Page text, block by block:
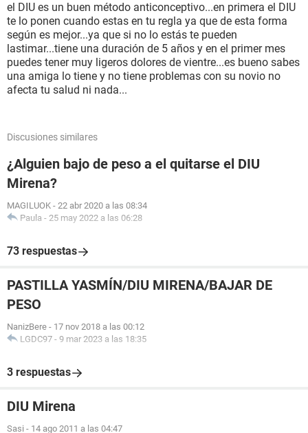
el DIU es un buen método anticonceptivo...en primera el DIU
te lo ponen cuando estas en tu regla ya que de esta forma
según es mejor...ya que si no lo estás te pueden
lastimar...tiene una duración de 5 años y en el primer mes
puedes tener muy ligeros dolores de vientre...es bueno sabes
una amiga lo tiene y no tiene problemas con su novio no
afecta tu salud ni nada...
Discusiones similares
¿Alguien bajo de peso a el quitarse el DIU
Mirena?
MAGILUOK - 22 abr 2020 a las 08:34
Paula - 25 may 2022 a las 06:28
73 respuestas
PASTILLA YASMÍN/DIU MIRENA/BAJAR DE
PESO
NanizBere - 17 nov 2018 a las 00:12
LGDC97 - 9 mar 2023 a las 18:35
3 respuestas
DIU Mirena
Sasi - 14 ago 2011 a las 04:47